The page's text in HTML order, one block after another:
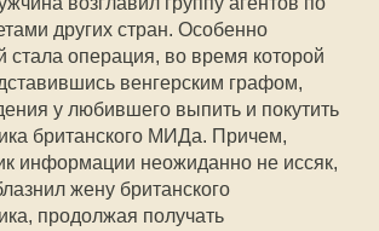
других стран. Особенно
стала операция, во время которой
венгерским графом,
у любившего выпить и покутить
британского МИДа. Причем,
информации неожиданно не иссяк,
жену британского
продолжая получать